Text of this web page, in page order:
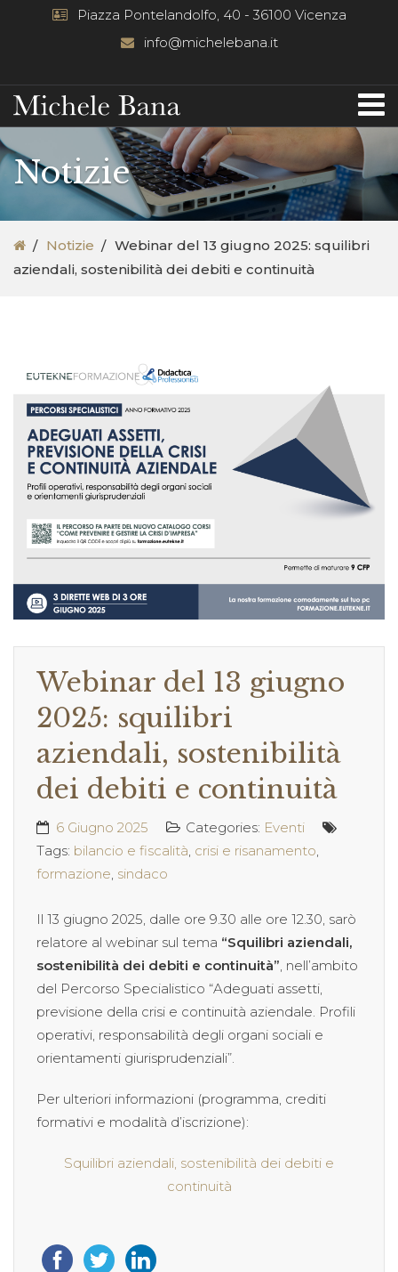
Piazza Pontelandolfo, 40 - 36100 Vicenza
info@michelebana.it
Notizie
Notizie
Webinar del 13 giugno 2025: squilibri
aziendali, sostenibilità dei debiti e continuità
Webinar del 13 giugno
2025: squilibri
aziendali, sostenibilità
dei debiti e continuità
6 Giugno 2025 Categories: Eventi
Tags: bilancio e fiscalità, crisi e risanamento,
formazione, sindaco
Il 13 giugno 2025, dalle ore 9.30 alle ore 12.30, sarò
relatore al webinar sul tema “Squilibri aziendali,
sostenibilità dei debiti e continuità”, nell’ambito
del Percorso Specialistico “Adeguati assetti,
previsione della crisi e continuità aziendale. Profili
operativi, responsabilità degli organi sociali e
orientamenti giurisprudenziali”.
Per ulteriori informazioni (programma, crediti
formativi e modalità d’iscrizione):
Squilibri aziendali, sostenibilità dei debiti e
continuità